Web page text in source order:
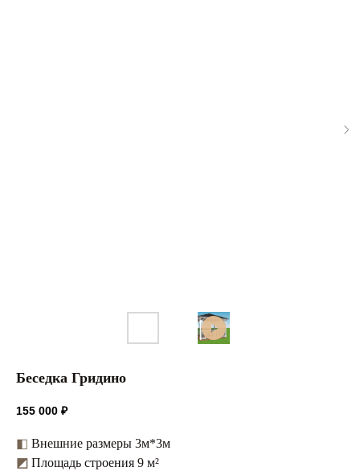
Беседка Гридино
155 000 ₽
◧ Внешние размеры 3м*3м
◩ Площадь строения 9 м²